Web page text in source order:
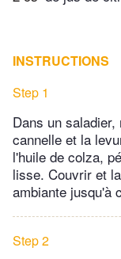
INSTRUCTIONS
Step 1
Dans un
cannelle et la
l'huile de colza,
lisse. Couvrir et
ambiante jusqu'à
Step 2